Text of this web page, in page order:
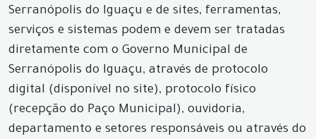
Serranópolis do Iguaçu e de sites, ferramentas,
serviços e sistemas podem e devem ser tratadas
diretamente com o Governo Municipal de
Serranópolis do Iguaçu, através de protocolo
digital (disponível no site), protocolo físico
(recepção do Paço Municipal), ouvidoria,
departamento e setores responsáveis ou através do